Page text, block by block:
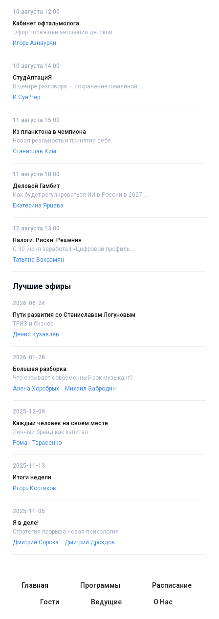
10 августа 12:00
Кабинет офтальмолога
Эфир посвящён эволюции детской....
Игорь Азнаурян
10 августа 14:00
СтудАптациЯ
В центре разговора — сохранение семейной....
И Сун Чер
11 августа 15:00
Из планктона в чемпиона
Новая реальность и принятие себя..
Станислав Ким
11 августа 18:00
Деловой Гамбит
Как будет регулироваться ИИ в России в 2027....
Екатерина Ярцева
12 августа 13:00
Налоги. Риски. Решения
С 30 июня заработал «Цифровой профиль....
Татьяна Вахрамян
Лучшие эфиры
2026-06-24
Пути развития со Станиславом Логуновым
ТРИЗ и бизнес
Денис Кузавлёв
2026-01-28
Большая разборка
Что скрывает современный рок-музыкант?
Алена Хоробрых
Михаил Забродин
2025-12-09
Каждый человек на своём месте
Личный бренд как капитал
Роман Тарасенко
2025-11-13
Итоги недели
Игорь Костиков
2025-11-05
Я в деле!
Стратегия прорыва:новая психология
Дмитрий Сорока
Дмитрий Дроздов
Главная Программы Расписание
Гости Ведущие О Нас